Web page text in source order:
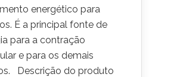
energético para
É a principal fonte de
para a contração
e para os demais
Descrição do produto